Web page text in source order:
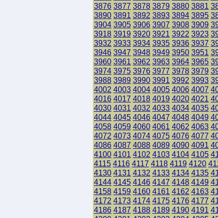
3876 3877 3878 3879 3880 3881
3890 3891 3892 3893 3894 3895
3904 3905 3906 3907 3908 3909
3918 3919 3920 3921 3922 3923
3932 3933 3934 3935 3936 3937
3946 3947 3948 3949 3950 3951
3960 3961 3962 3963 3964 3965
3974 3975 3976 3977 3978 3979
3988 3989 3990 3991 3992 3993
4002 4003 4004 4005 4006 4007
4016 4017 4018 4019 4020 4021
4030 4031 4032 4033 4034 4035
4044 4045 4046 4047 4048 4049
4058 4059 4060 4061 4062 4063
4072 4073 4074 4075 4076 4077
4086 4087 4088 4089 4090 4091
4100 4101 4102 4103 4104 4105
4115 4116 4117 4118 4119 4120
4130 4131 4132 4133 4134 4135
4144 4145 4146 4147 4148 4149
4158 4159 4160 4161 4162 4163
4172 4173 4174 4175 4176 4177
4186 4187 4188 4189 4190 4191